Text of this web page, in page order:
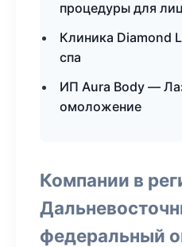
процедуры для
Клиника Diamond
спа
ИП Aura Body —
омоложение
Компании в
федеральный